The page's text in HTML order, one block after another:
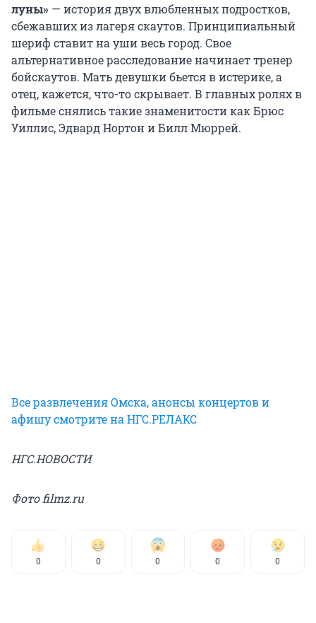
луны» — история двух влюбленных подростков,
сбежавших из лагеря скаутов. Принципиальный
шериф ставит на уши весь город. Свое
альтернативное расследование начинает тренер
бойскаутов. Мать девушки бьется в истерике, а
отец, кажется, что-то скрывает. В главных ролях в
фильме снялись такие знаменитости как Брюс
Уиллис, Эдвард Нортон и Билл Мюррей.
Все развлечения Омска, анонсы концертов и
афишу смотрите на НГС.РЕЛАКС
НГС.НОВОСТИ
Фото filmz.ru
0 0 0 0 0